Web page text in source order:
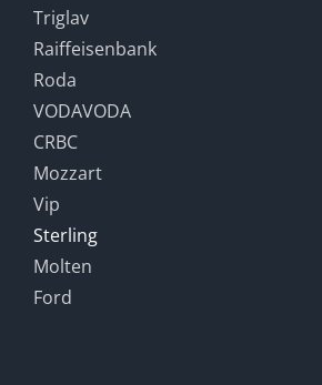
Triglav
Raiffeisenbank
Roda
VODAVODA
CRBC
Mozzart
Vip
Sterling
Molten
Ford